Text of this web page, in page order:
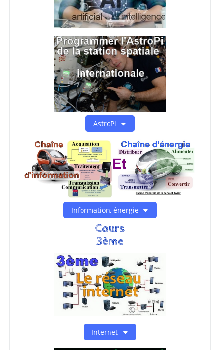
AstroPi
Information, énergie
Cours
3ème
Internet